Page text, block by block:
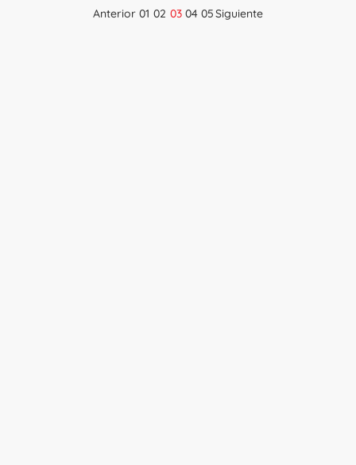
Anterior 01 02 03 04 05Siguiente